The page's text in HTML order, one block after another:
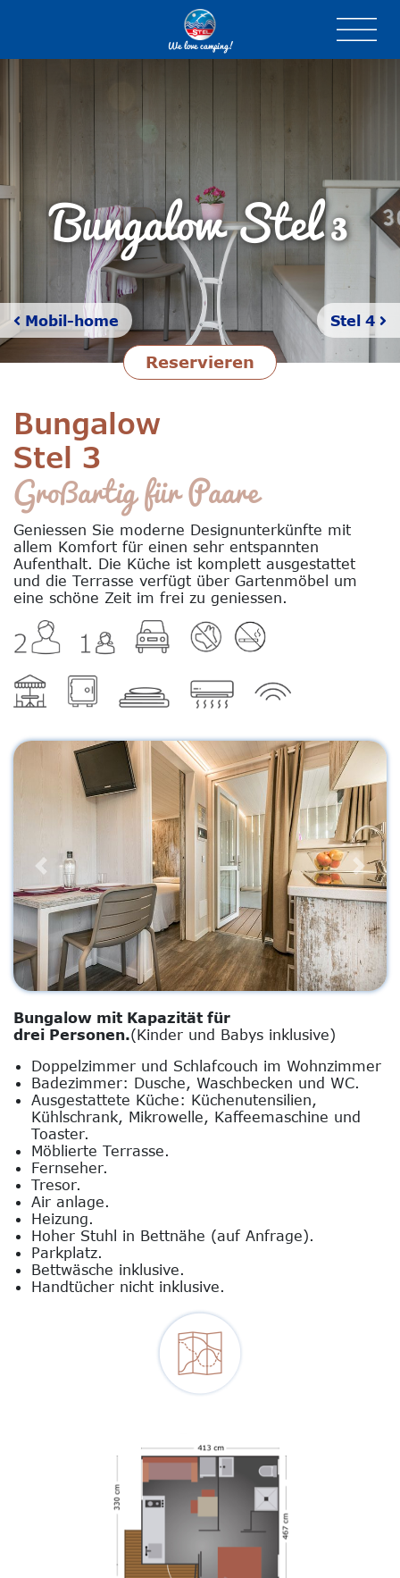
We love camping!
Bungalow Stel3
Mobil-home Stel 4
Reservieren
Bungalow
Stel 3
Großartig für Paare
Geniessen Sie moderne Designunterkünfte mit
allem Komfort für einen sehr entspannten
Aufenthalt. Die Küche ist komplett ausgestattet
und die Terrasse verfügt über Gartenmöbel um
eine schöne Zeit im frei zu geniessen.
Previous Next
Bungalow mit Kapazität für
drei Personen.(Kinder und Babys inklusive)
Doppelzimmer und Schlafcouch im Wohnzimmer
Badezimmer: Dusche, Waschbecken und WC.
Ausgestattete Küche: Küchenutensilien,
Kühlschrank, Mikrowelle, Kaffeemaschine und
Toaster.
Möblierte Terrasse.
Fernseher.
Tresor.
Air anlage.
Heizung.
Hoher Stuhl in Bettnähe (auf Anfrage).
Parkplatz.
Bettwäsche inklusive.
Handtücher nicht inklusive.